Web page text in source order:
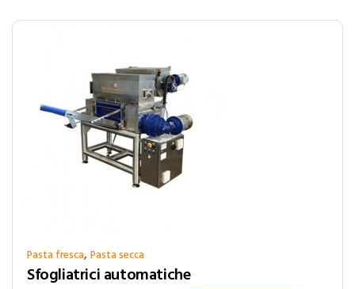
Pasta fresca,Pasta secca
Sfogliatrici automatiche